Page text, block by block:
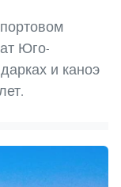
Юго-
и каноэ